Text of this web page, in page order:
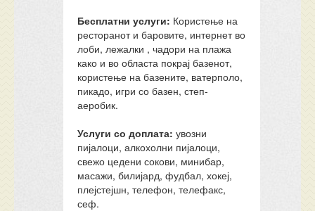
Бесплатни услуги: Користење на
ресторанот и баровите, интернет во
лоби, лежалки , чадори на плажа
како и во областа покрај базенот,
користење на базените, ватерполо,
пикадо, игри со базен, степ-
аеробик.
Услуги со доплата:увозни
пијалоци, алкохолни пијалоци,
свежо цедени сокови, минибар,
масажи, билијард, фудбал, хокеј,
плејстејшн, телефон, телефакс,
сеф.